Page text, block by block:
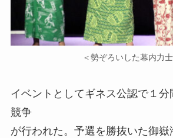
＜勢ぞろいした幕内力
イベントとしてギネス公認で１分
競争
が行われた。予選を勝抜いた御嶽